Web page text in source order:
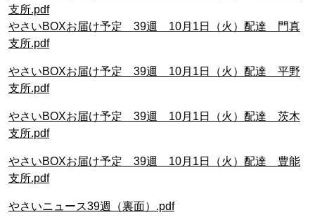
支所.pdf
やさいBOXお届け予定 39週 10月1日（火）配達 門真
支所.pdf
やさいBOXお届け予定 39週 10月1日（火）配達 平野
支所.pdf
やさいBOXお届け予定 39週 10月1日（火）配達 茨木
支所.pdf
やさいBOXお届け予定 39週 10月1日（火）配達 豊能
支所.pdf
やさいニュース39週（裏面）.pdf